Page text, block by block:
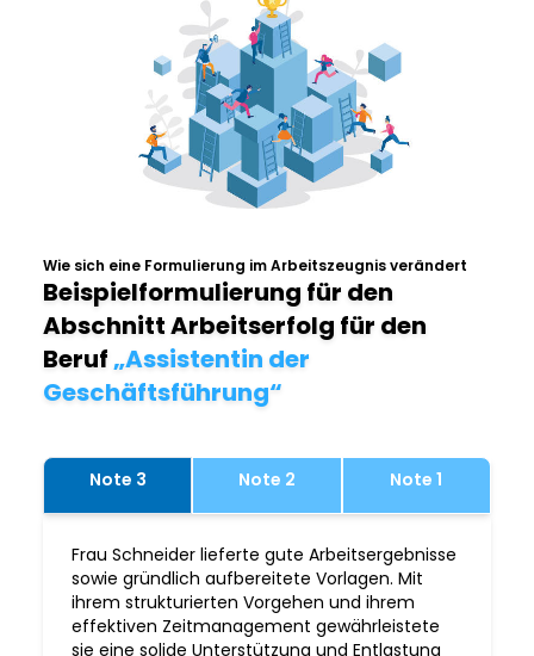
Wie sich eine Formulierung im Arbeitszeugnis verändert
Beispielformulierung für den
Abschnitt Arbeitserfolg für den
Beruf„Assistentin der
Geschäftsführung“
Note 3 Note 2 Note 1
Frau Schneider lieferte gute Arbeitsergebnisse
sowie gründlich aufbereitete Vorlagen. Mit
ihrem strukturierten Vorgehen und ihrem
effektiven Zeitmanagement gewährleistete
sie eine solide Unterstützung und Entlastung